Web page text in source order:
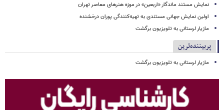
نمایش مستند ماندگار «اربعین» در موزه هنرهای معاصر تهران
اولین نمایش جهانی مستندی به تهیه‌کنندگی پوران درخشنده
مازیار لرستانی به تلویزیون برگشت
پربیننده‌ترین
مازیار لرستانی به تلویزیون برگشت